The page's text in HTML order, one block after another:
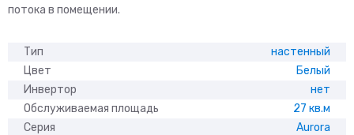
потока в помещении.
Тип
настенный
Цвет
Белый
Инвертор
нет
Обслуживаемая площадь
27 кв.м
Серия
Aurora